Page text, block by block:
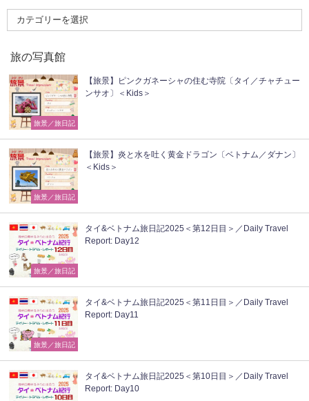
旅の写真館
旅景／旅日記
【旅景】ピンクガネーシャの住む寺院〔タイ／チャチュー
ンサオ〕＜Kids＞
旅景／旅日記
【旅景】炎と水を吐く黄金ドラゴン〔ベトナム／ダナン〕
＜Kids＞
旅景／旅日記
タイ&ベトナム旅日記2025＜第12日目＞／Daily Travel
Report: Day12
旅景／旅日記
タイ&ベトナム旅日記2025＜第11日目＞／Daily Travel
Report: Day11
タイ&ベトナム旅日記2025＜第10日目＞／Daily Travel
Report: Day10